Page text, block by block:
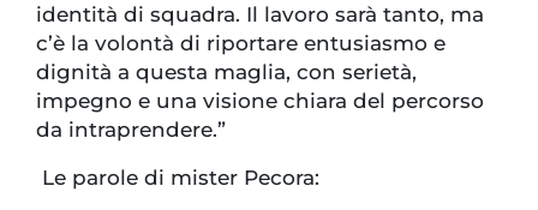
identità di squadra. Il lavoro sarà tanto, ma
c’è la volontà di riportare entusiasmo e
dignità a questa maglia, con serietà,
impegno e una visione chiara del percorso
da intraprendere.”
Le parole di mister Pecora: